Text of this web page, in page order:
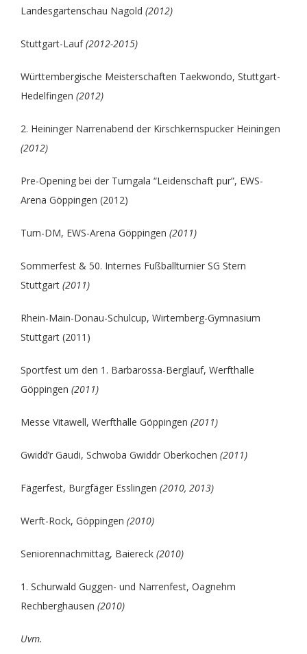
Landesgartenschau Nagold (2012)
Stuttgart-Lauf(2012-2015)
Württembergische Meisterschaften Taekwondo, Stuttgart-
Hedelfingen (2012)
2. Heininger Narrenabend der Kirschkernspucker Heiningen
(2012)
Pre-Opening bei der Turngala “Leidenschaft pur”, EWS-
Arena Göppingen (2012)
Turn-DM, EWS-Arena Göppingen (2011)
Sommerfest & 50. Internes Fußballturnier SG Stern
Stuttgart (2011)
Rhein-Main-Donau-Schulcup, Wirtemberg-Gymnasium
Stuttgart (2011)
Sportfest um den 1. Barbarossa-Berglauf, Werfthalle
Göppingen (2011)
Messe Vitawell, Werfthalle Göppingen (2011)
Gwidd’r Gaudi, Schwoba Gwiddr Oberkochen (2011)
Fägerfest, Burgfäger Esslingen (2010, 2013)
Werft-Rock, Göppingen (2010)
Seniorennachmittag, Baiereck (2010)
1. Schurwald Guggen- und Narrenfest, Oagnehm
Rechberghausen (2010)
Uvm.